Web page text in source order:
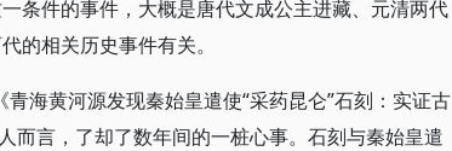
条件的事件，大概是唐代文成公主进藏、元清两代
的相关历史事件有关。
海黄河源发现秦始皇遣使“采药昆仑”石刻：实证古
而言，了却了数年间的一桩心事。石刻与秦始皇遣